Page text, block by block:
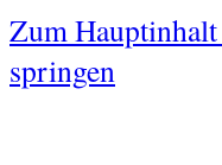
Zum
springen